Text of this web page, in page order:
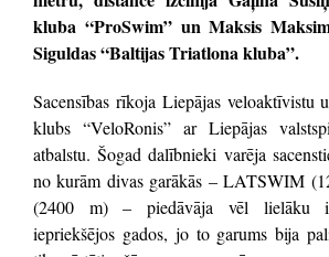
kluba “ProSwim” un Maksis
Siguldas “Baltijas Triatlona kluba”.
Sacensības rīkoja Liepājas veloaktīvistu
klubs “VeloRonis” ar Liepājas
atbalstu. Šogad dalībnieki varēja
no kurām divas garākās – LATSWIM
(2400 m) – piedāvāja vēl lielāku
iepriekšējos gados, jo to garums bija